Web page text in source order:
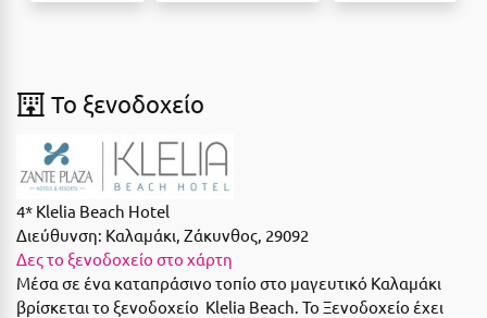
Ε
Ελάτη Αρκαδίας
Ελληνικό Αρκαδίας
Ελούντα Κρήτης
Ερέτρια
To ξενοδοχείο
4* Klelia Beach Hotel
Διεύθυνση: Καλαμάκι, Ζάκυνθος, 29092
Δες το ξενοδοχείο στο χάρτη
Μέσα σε ένα καταπράσινο τοπίο στο μαγευτικό Καλαμάκι
βρίσκεται το ξενοδοχείο Klelia Beach. Το Ξενοδοχείο έχει